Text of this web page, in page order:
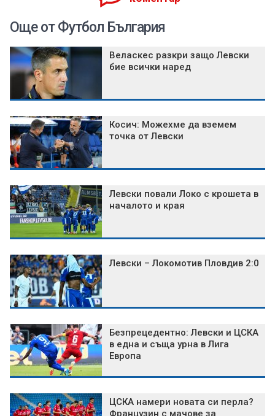
Още от Футбол България
Веласкес разкри защо Левски
бие всички наред
Косич: Можехме да вземем
точка от Левски
Левски повали Локо с крошета в
началото и края
Левски – Локомотив Пловдив 2:0
Безпрецедентно: Левски и ЦСКА
в една и съща урна в Лига
Европа
ЦСКА намери новата си перла?
Французин с мачове за